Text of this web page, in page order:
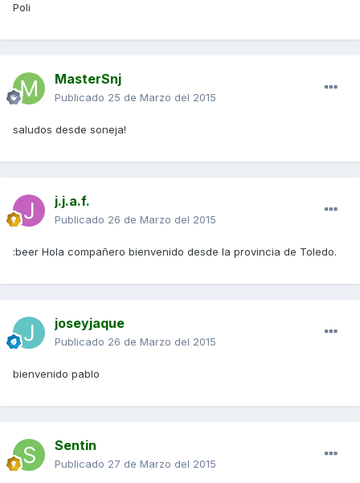
Poli
MasterSnj
Publicado 25 de Marzo del 2015
saludos desde soneja!
j.j.a.f.
Publicado 26 de Marzo del 2015
:beer Hola compañero bienvenido desde la provincia de Toledo.
joseyjaque
Publicado 26 de Marzo del 2015
bienvenido pablo
Sentin
Publicado 27 de Marzo del 2015